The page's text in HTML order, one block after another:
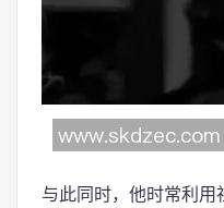
与此同时，他时常利用